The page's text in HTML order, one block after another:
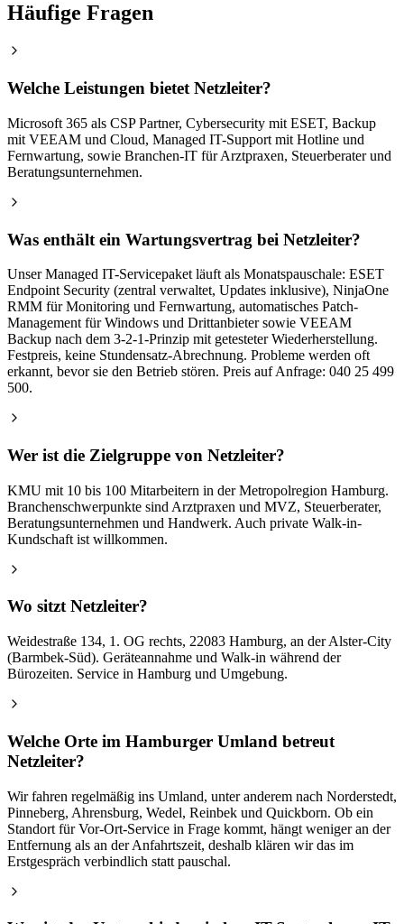
Häufige Fragen
Welche Leistungen bietet Netzleiter?
Microsoft 365 als CSP Partner, Cybersecurity mit ESET, Backup
mit VEEAM und Cloud, Managed IT-Support mit Hotline und
Fernwartung, sowie Branchen-IT für Arztpraxen, Steuerberater und
Beratungsunternehmen.
Was enthält ein Wartungsvertrag bei Netzleiter?
Unser Managed IT-Servicepaket läuft als Monatspauschale: ESET
Endpoint Security (zentral verwaltet, Updates inklusive), NinjaOne
RMM für Monitoring und Fernwartung, automatisches Patch-
Management für Windows und Drittanbieter sowie VEEAM
Backup nach dem 3-2-1-Prinzip mit getesteter Wiederherstellung.
Festpreis, keine Stundensatz-Abrechnung. Probleme werden oft
erkannt, bevor sie den Betrieb stören. Preis auf Anfrage: 040 25 499
500.
Wer ist die Zielgruppe von Netzleiter?
KMU mit 10 bis 100 Mitarbeitern in der Metropolregion Hamburg.
Branchenschwerpunkte sind Arztpraxen und MVZ, Steuerberater,
Beratungsunternehmen und Handwerk. Auch private Walk-in-
Kundschaft ist willkommen.
Wo sitzt Netzleiter?
Weidestraße 134, 1. OG rechts, 22083 Hamburg, an der Alster-City
(Barmbek-Süd). Geräteannahme und Walk-in während der
Bürozeiten. Service in Hamburg und Umgebung.
Welche Orte im Hamburger Umland betreut
Netzleiter?
Wir fahren regelmäßig ins Umland, unter anderem nach Norderstedt,
Pinneberg, Ahrensburg, Wedel, Reinbek und Quickborn. Ob ein
Standort für Vor-Ort-Service in Frage kommt, hängt weniger an der
Entfernung als an der Anfahrtszeit, deshalb klären wir das im
Erstgespräch verbindlich statt pauschal.